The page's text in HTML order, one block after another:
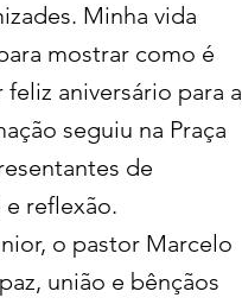
Minha vida
mostrar como é
aniversário para a
seguiu na Praça
de
reflexão.
o pastor Marcelo
união e bênçãos